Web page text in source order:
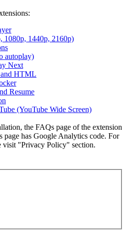
1080p, 1440p, 2160p)
autoplay)
Next
and HTML
Resume
(YouTube Wide Screen)
the FAQs page of the extension
page has Google Analytics code. For
visit "Privacy Policy" section.